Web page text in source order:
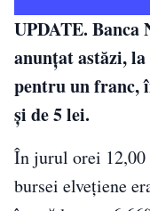
UPDATE. Banca
anunţat astăzi, la
pentru un franc,
şi de 5 lei.
În jurul orei
bursei elveţiene